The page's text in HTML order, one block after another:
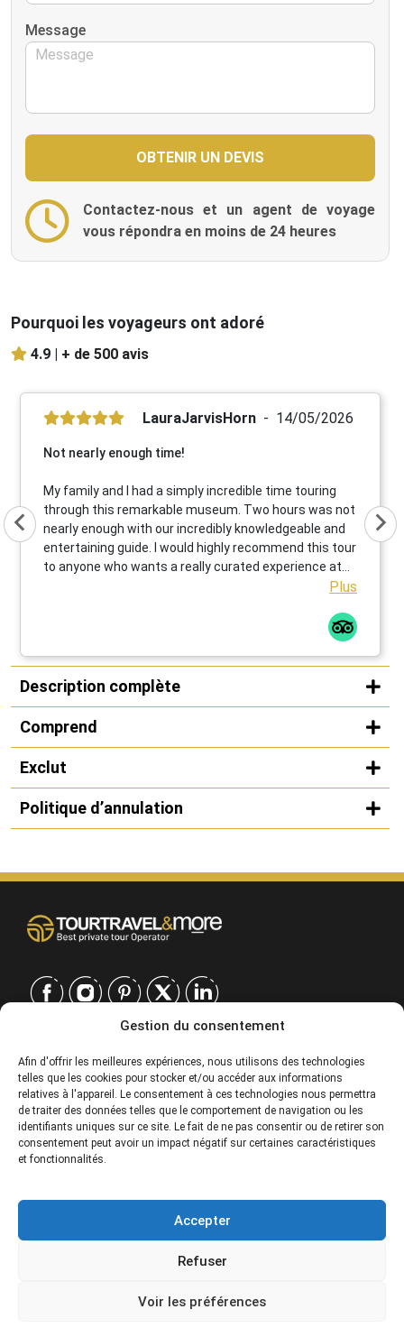
Gestion du consentement
Afin d'offrir les meilleures expériences, nous utilisons des technologies
telles que les cookies pour stocker et/ou accéder aux informations
relatives à l'appareil. Le consentement à ces technologies nous permettra
de traiter des données telles que le comportement de navigation ou les
identifiants uniques sur ce site. Le fait de ne pas consentir ou de retirer son
consentement peut avoir un impact négatif sur certaines caractéristiques
et fonctionnalités.
Accepter
Refuser
Voir les préférences
Message
Contactez-nous et un agent de voyage
vous répondra en moins de 24 heures
Pourquoi les voyageurs ont adoré
4.9 | + de 500 avis
LauraJarvisHorn 14/05/2026
Not nearly enough time!
My family and I had a simply incredible time touring
through this remarkable museum. Two hours was not
nearly enough with our incredibly knowledgeable and
entertaining guide. I would highly recommend this tour
to anyone who wants a really curated experience at
Plus
Description complète
Comprend
Exclut
Politique d’annulation
From
SERVICES
SOCIÉTÉ
EUROPE
USA |
EUROPE
USA